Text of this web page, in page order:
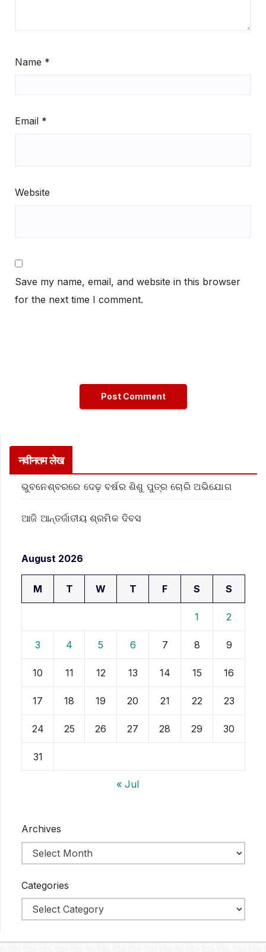
Name *
Email *
Website
Save my name, email, and website in this browser
for the next time I comment.
नवीनतम लेख
ଭୁବନେଶ୍ବରରେ ଦେଢ଼ ବର୍ଷର ଶିଶୁ ପୁତ୍ର ଚୋରି ଅଭିଯୋଗ
ଆଜି ଆନ୍ତର୍ଜାତୀୟ ଶ୍ରମିକ ଦିବସ
August 2026
M T W T F S S
1 2
3 4 5 6 7 8 9
10 11 12 13 14 15 16
17 18 19 20 21 22 23
24 25 26 27 28 29 30
31
« Jul
Archives
Categories